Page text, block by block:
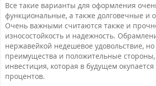
Все такие варианты для оформления
функциональные, а также долговечные и
Очень важными считаются также и
износостойкость и надежность.
нержавейкой недешевое удовольствие,
преимущества и положительные стороны,
инвестиция, которая в будущем окупается
процентов.